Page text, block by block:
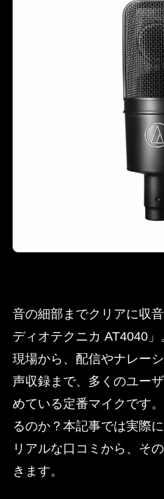
音の細部までクリアに収
ディオテクニカ AT4040
現場から、配信やナレー
声収録まで、多くのユー
めている定番マイクです
るのか？本記事では実際
リアルな口コミから、そ
きます。